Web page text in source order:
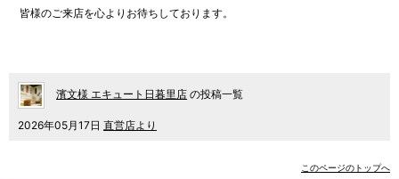
皆様のご来店を心よりお待ちしております。
濱文様 エキュート日暮里店 の投稿一覧
2026年05月17日 直営店より
このページのトップへ